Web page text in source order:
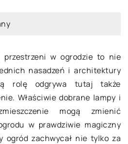
przestrzeni w ogrodzie to nie
nasadzeń i architektury
rolę odgrywa tutaj także
Właściwie dobrane lampy i
mogą zmienić
w prawdziwie magiczny
ogród zachwycał nie tylko za